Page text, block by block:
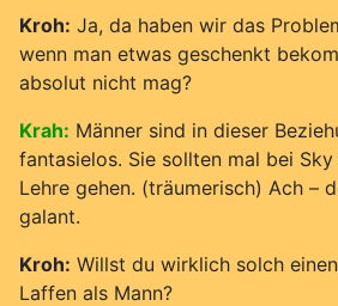
Kroh: Ja, da haben wir das
wenn man etwas geschenkt
absolut nicht mag?
Krah: Männer sind in dieser
fantasielos. Sie sollten mal bei
Lehre gehen. (träumerisch) Ach –
galant.
Kroh: Willst du wirklich solch
Laffen als Mann?